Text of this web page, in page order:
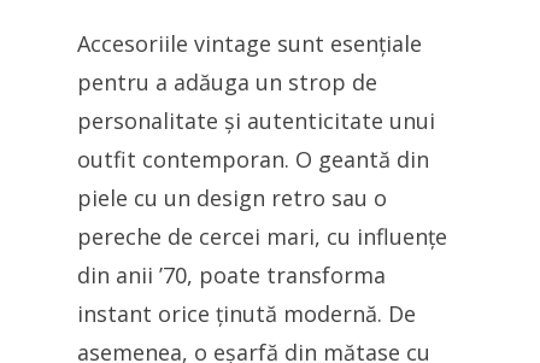
Accesoriile vintage sunt esențiale
pentru a adăuga un strop de
personalitate și autenticitate unui
outfit contemporan. O geantă din
piele cu un design retro sau o
pereche de cercei mari, cu influențe
din anii ’70, poate transforma
instant orice ținută modernă. De
asemenea, o eșarfă din mătase cu